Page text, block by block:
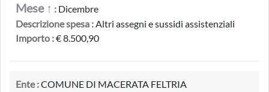
Mese ↑ : Dicembre
Descrizione spesa :Altri assegni e sussidi assistenziali
Importo :€ 8.500,90
Ente :COMUNE DI MACERATA FELTRIA